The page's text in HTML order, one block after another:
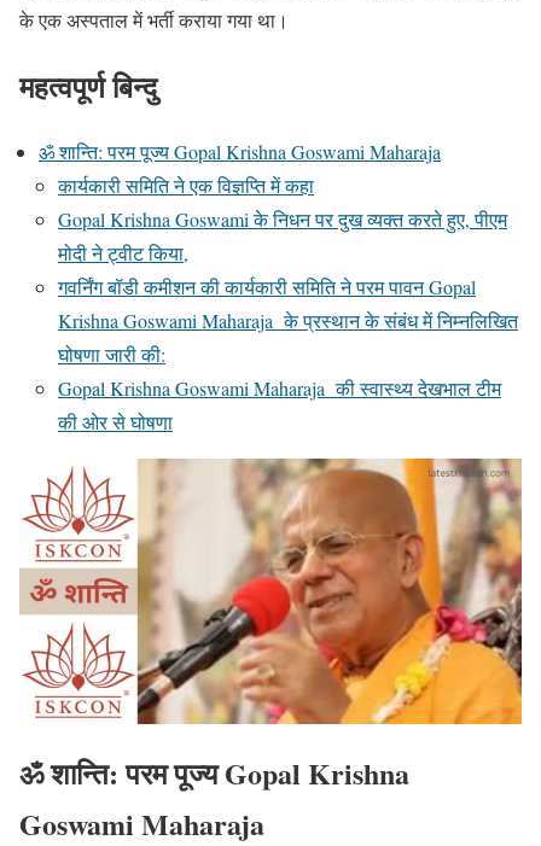
के एक अस्पताल में भर्ती कराया गया था।
महत्वपूर्ण बिन्दु
ॐ शान्ति: परम पूज्य Gopal Krishna Goswami Maharaja
कार्यकारी समिति ने एक विज्ञप्ति में कहा
Gopal Krishna Goswami के निधन पर दुख व्यक्त करते हुए, पीएम
मोदी ने ट्वीट किया,
गवर्निंग बॉडी कमीशन की कार्यकारी समिति ने परम पावन Gopal
Krishna Goswami Maharaja के प्रस्थान के संबंध में निम्नलिखित
घोषणा जारी की:
Gopal Krishna Goswami Maharaja की स्वास्थ्य देखभाल टीम
की ओर से घोषणा
ॐ शान्ति: परम पूज्य Gopal Krishna
Goswami Maharaja